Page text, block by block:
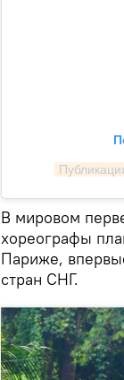
В мировом
хореографы
Париже,
стран СНГ.